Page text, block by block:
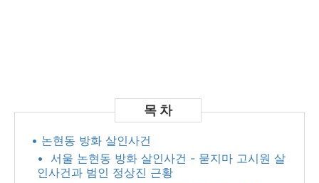
• 논현동 방화 살인사건
• ​ 서울 논현동 방화 살인사건 - 묻지마 고시원 살
인사건과 범인 정상진 근황